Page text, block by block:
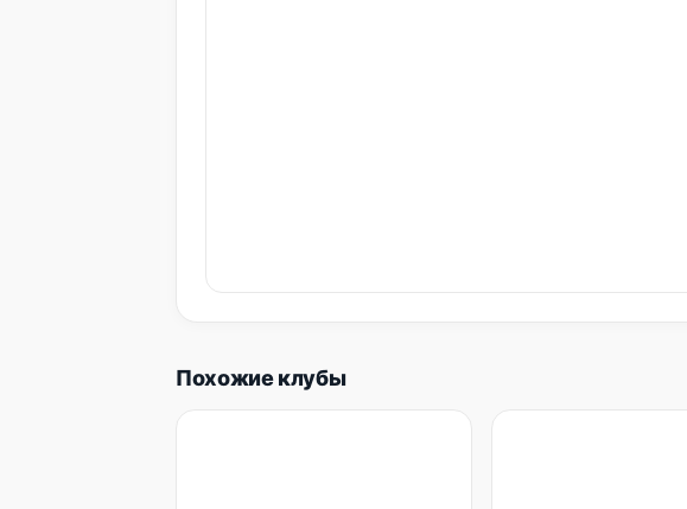
Похожие клубы